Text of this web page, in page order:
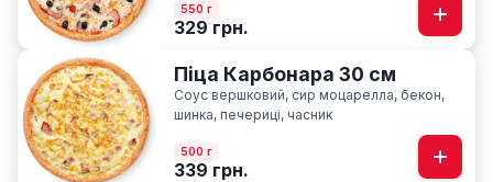
550 г
329 грн.
Піца Карбонара 30 см
Соус вершковий, сир моцарелла, бекон,
шинка, печериці, часник
500 г
339 грн.